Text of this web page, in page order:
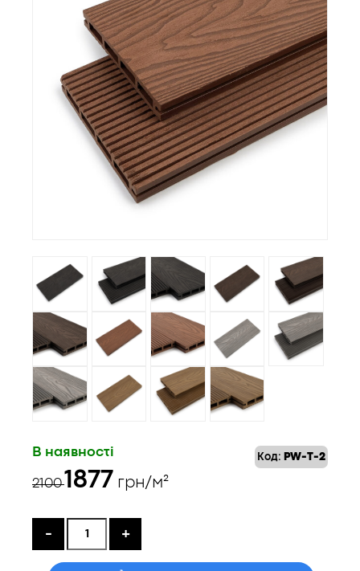
Код: PW-T-2
В наявності
2100
Оригінальна
2100 ₴.
1877
Поточна
1877 ₴.
грн/м²
- +